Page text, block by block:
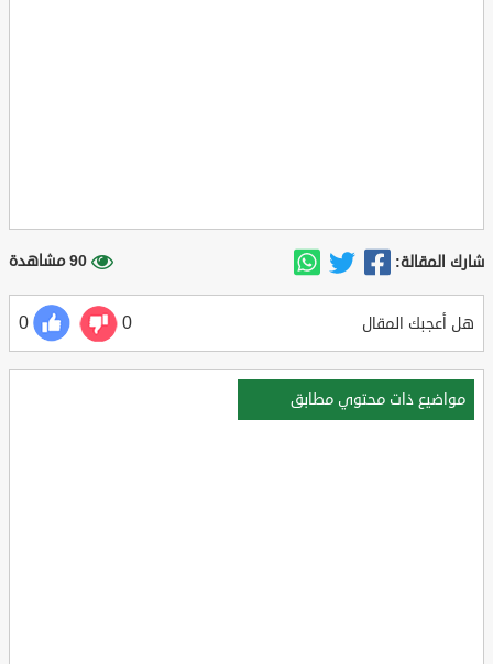
شارك المقالة: 90 مشاهدة
هل أعجبك المقال 0
0
مواضيع ذات محتوي مطابق